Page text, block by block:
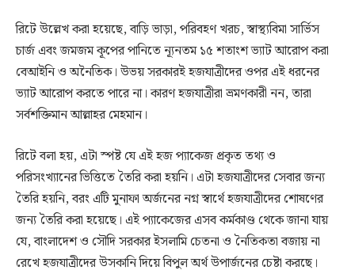
রিটে উল্লেখ করা হয়েছে, বাড়ি ভাড়া, পরিবহণ খরচ, স্বাস্থ্যবিমা সার্ভিস
চার্জ এবং জমজম কূপের পানিতে ন্যূনতম ১৫ শতাংশ ভ্যাট আরোপ করা
বেআইনি ও অনৈতিক। উভয় সরকারই হজযাত্রীদের ওপর এই ধরনের
ভ্যাট আরোপ করতে পারে না। কারণ হজযাত্রীরা ভ্রমণকারী নন, তারা
সর্বশক্তিমান আল্লাহর মেহমান।
রিটে বলা হয়, এটা স্পষ্ট যে এই হজ প্যাকেজ প্রকৃত তথ্য ও
পরিসংখ্যানের ভিত্তিতে তৈরি করা হয়নি। এটা হজযাত্রীদের সেবার জন্য
তৈরি হয়নি, বরং এটি মুনাফা অর্জনের নগ্ন স্বার্থে হজযাত্রীদের শোষণের
জন্য তৈরি করা হয়েছে। এই প্যাকেজের এসব কর্মকাণ্ড থেকে জানা যায়
যে, বাংলাদেশ ও সৌদি সরকার ইসলামি চেতনা ও নৈতিকতা বজায় না
রেখে হজযাত্রীদের উসকানি দিয়ে বিপুল অর্থ উপার্জনের চেষ্টা করছে।